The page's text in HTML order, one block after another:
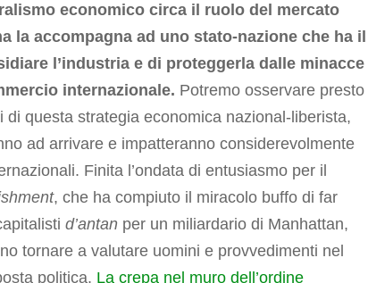
economico circa il ruolo del mercato
la accompagna ad uno stato-nazione che ha il
l’industria e di proteggerla dalle minacce
internazionale. Potremo osservare presto
di questa strategia economica nazional-liberista,
ad arrivare e impatteranno considerevolmente
Finita l’ondata di entusiasmo per il
, che ha compiuto il miracolo buffo di far
d’antan per un miliardario di Manhattan,
tornare a valutare uomini e provvedimenti nel
politica. La crepa nel muro dell’ordine